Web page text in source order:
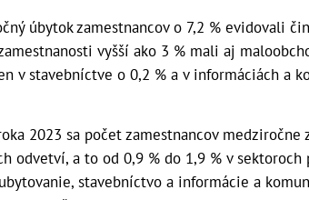
úbytok zamestnancov o 7,2 % evidovali
vyšší ako 3 % mali aj
v stavebníctve o 0,2 % a v informáciách a
2023 sa počet zamestnancov
odvetví, a to od 0,9 % do 1,9 % v sektoroch
stavebníctvo a informácie a